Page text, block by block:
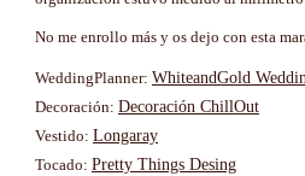
No me enrollo más y os dejo con esta
WeddingPlanner: WhiteandGold
Decoración: Decoración ChillOut
Vestido: Longaray
Tocado: Pretty Things Desing